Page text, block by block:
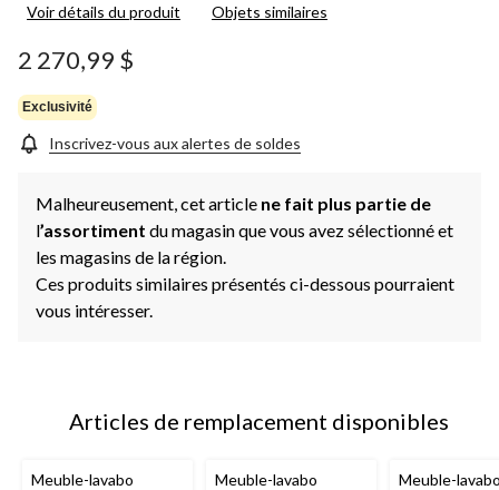
pour
produit.
Lien
page.
Voir détails du produit Objets similaires
2 270,99 $
Exclusivité
Inscrivez-vous aux alertes de soldes
Malheureusement, cet article ne fait plus partie de
l’assortiment du magasin que vous avez sélectionné et
les magasins de la région.
Ces produits similaires présentés ci-dessous pourraient
vous intéresser.
Articles de remplacement disponibles
Meuble-lavabo
Meuble-lavabo
Meuble-